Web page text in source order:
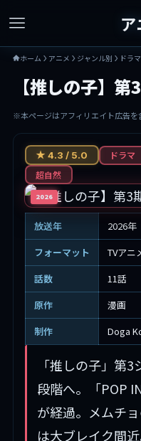
ア
ホーム アニメ ジャンル別 ドラマ
【推しの子】第
※本ページはアフィリエイト広告を
2026
★ 4.3 / 5.0 ドラマ
超自然
放送年
2026年
フォーマット
TVアニ
話数
11話
原作
漫画
制作
Doga
「推しの子」第
段階へ。「POP
が経過。メムチ
は大ブレイク間